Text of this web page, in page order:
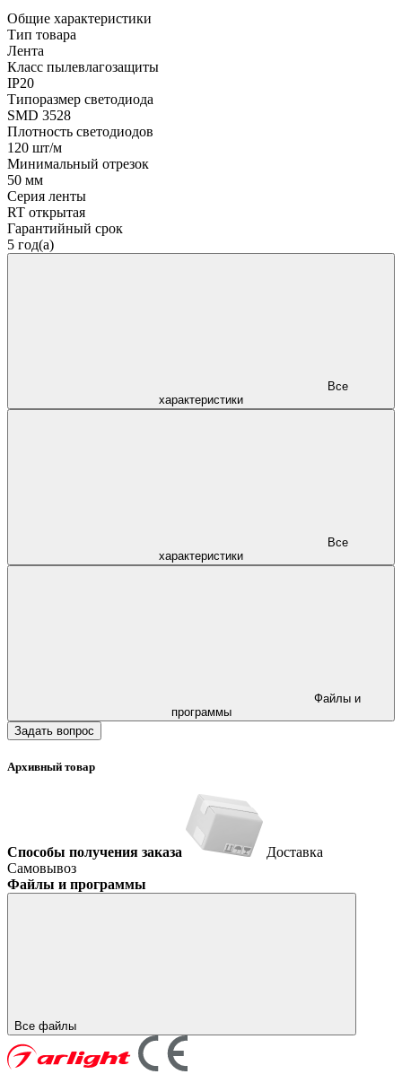
Общие характеристики
Тип товара
Лента
Класс пылевлагозащиты
IP20
Типоразмер светодиода
SMD 3528
Плотность светодиодов
120 шт/м
Минимальный отрезок
50 мм
Серия ленты
RT открытая
Гарантийный срок
5 год(а)
характеристики
характеристики
программы
Задать вопрос
Архивный товар
Способы получения заказа
Доставка
Самовывоз
Файлы и программы
Все файлы